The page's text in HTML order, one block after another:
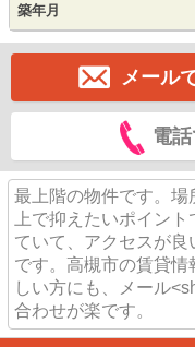
築年月
メール
電
最上階の物件です。場
上で抑えたいポイン
ていて、アクセスが
です。高槻市の賃貸
しい方にも、メール
合わせが楽です。